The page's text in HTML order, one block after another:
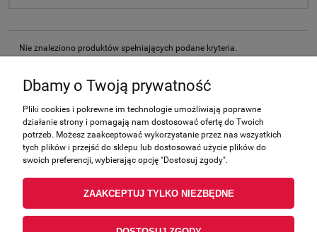
Nie znaleziono produktów spełniających podane kryteria.
Zakupy
Pomoc
Moje konto
Informacje
Dbamy o Twoją prywatność
Pliki cookies i pokrewne im technologie umożliwiają poprawne
działanie strony i pomagają nam dostosować ofertę do Twoich
potrzeb. Możesz zaakceptować wykorzystanie przez nas wszystkich
tych plików i przejść do sklepu lub dostosować użycie plików do
swoich preferencji, wybierając opcję "Dostosuj zgody".
ZAAKCEPTUJ TYLKO NIEZBĘDNE